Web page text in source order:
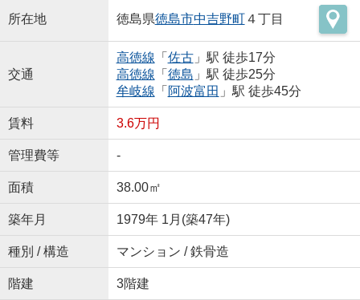
所在地 徳島県徳島市中吉野町４丁目
交通
高徳線 「 佐古」駅 徒歩17分
高徳線 「 徳島 」駅 徒歩25分
牟岐線 「 阿波富田 」駅 徒歩45分
賃料 3.6万円
管理費等 -
面積 38.00㎡
築年月 1979年 1月(築47年)
種別 / 構造 マンション / 鉄骨造
階建 3階建